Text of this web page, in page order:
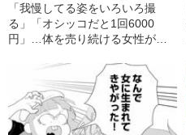
「我慢してる姿をいろいろ撮
る」「オシッコだと1回6000
円」…体を売り続ける女性が語